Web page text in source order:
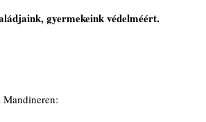
gyermekeink védelméért.